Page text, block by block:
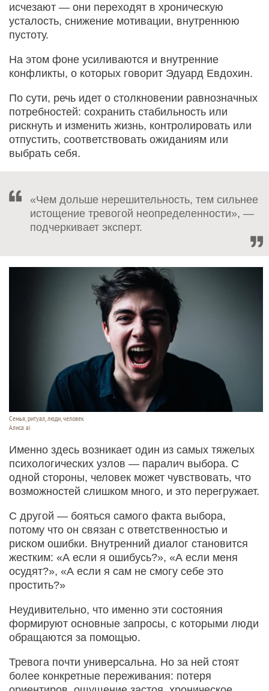
исчезают — они переходят в хроническую
усталость, снижение мотивации, внутреннюю
пустоту.
На этом фоне усиливаются и внутренние
конфликты, о которых говорит Эдуард Евдохин.
По сути, речь идет о столкновении равнозначных
потребностей: сохранить стабильность или
рискнуть и изменить жизнь, контролировать или
отпустить, соответствовать ожиданиям или
выбрать себя.
«Чем дольше нерешительность, тем сильнее
истощение тревогой неопределенности», —
подчеркивает эксперт.
Семья, ритуал, люди, человек
Алиса ai
Именно здесь возникает один из самых тяжелых
психологических узлов — паралич выбора. С
одной стороны, человек может чувствовать, что
возможностей слишком много, и это перегружает.
С другой — бояться самого факта выбора,
потому что он связан с ответственностью и
риском ошибки. Внутренний диалог становится
жестким: «А если я ошибусь?», «А если меня
осудят?», «А если я сам не смогу себе это
простить?»
Неудивительно, что именно эти состояния
формируют основные запросы, с которыми люди
обращаются за помощью.
Тревога почти универсальна. Но за ней стоят
более конкретные переживания: потеря